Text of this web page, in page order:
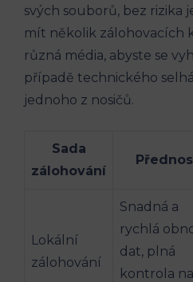
svých souborů, bez rizika
mít několik zálohovacích
různá média, abyste se
případě technického
jednoho z nosičů.
Sada
zálohování
Lokální
zálohování
Snadná a
rychlá
dat, plná
kontrola